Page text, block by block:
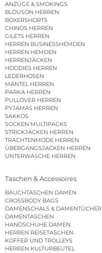
ANZÜGE & SMOKINGS
BLOUSON HERREN
BOXERSHORTS
CHINOS HERREN
GILETS HERREN
HERREN BUSINESSHEMDEN
HERREN HEMDEN
HERRENJACKEN
HOODIES HERREN
LEDERHOSEN
MÄNTEL HERREN
PARKA HERREN
PULLOVER HERREN
PYJAMAS HERREN
SAKKOS
SOCKEN MULTIPACKS
STRICKJACKEN HERREN
TRACHTENMODE HERREN
ÜBERGANGSJACKEN HERREN
UNTERWÄSCHE HERREN
Taschen & Accessoires
BAUCHTASCHEN DAMEN
CROSSBODY BAGS
DAMENSCHALS & DAMENTÜCHER
DAMENTASCHEN
HANDSCHUHE DAMEN
HERREN REISETASCHEN
KOFFER UND TROLLEYS
HERREN KULTURBEUTEL